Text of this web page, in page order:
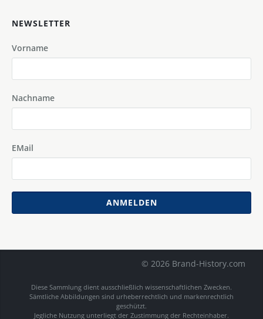
NEWSLETTER
Vorname
Nachname
EMail
ANMELDEN
© 2026 Brand-History.com
Diese Sammlung dient ausschließlich wissenschaftlichen Zwecken.
Sämtliche Abbildungen sind urheberrechtlich und markenrechtlich
geschützt.
Jegliche Nutzung unterliegt der Zustimmung der Rechteinhaber.